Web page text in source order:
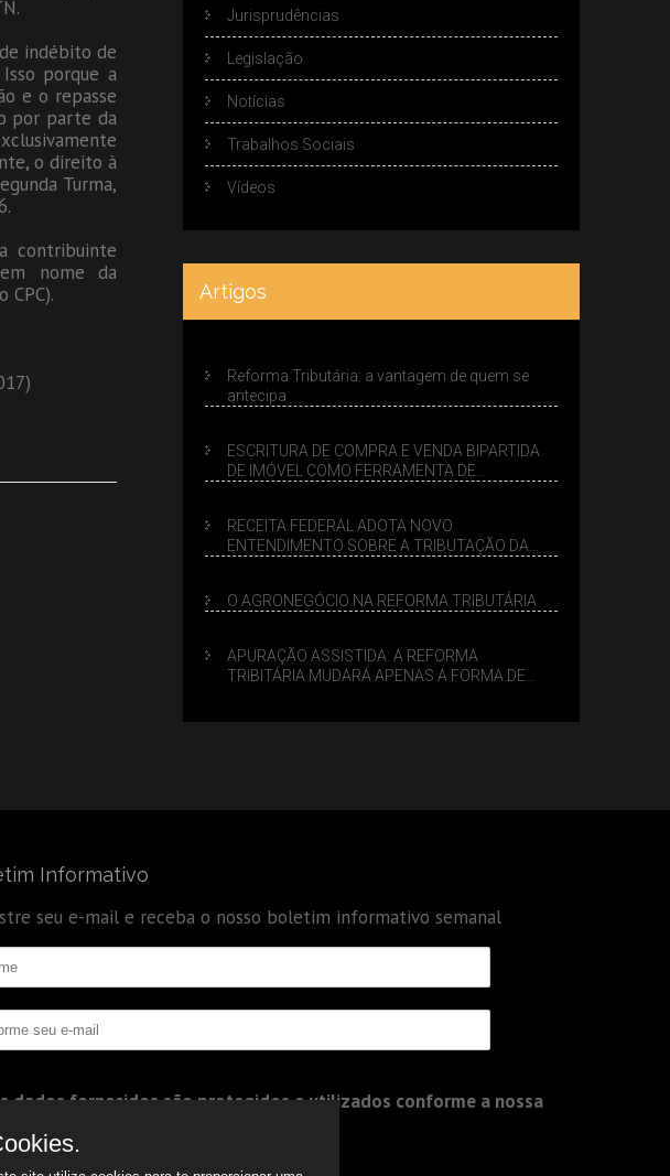
indébito de
porque a
e o repasse
por parte da
o direito à
Turma,
contribuinte
nome da
Jurisprudências
Legislação
Notícias
Trabalhos Sociais
Vídeos
Artigos
Reforma Tributária: a vantagem de quem se
antecipa
ESCRITURA DE COMPRA E VENDA BIPARTIDA
DE IMÓVEL COMO FERRAMENTA DE
RECEITA FEDERAL ADOTA NOVO
ENTENDIMENTO SOBRE A TRIBUTAÇÃO DA
O AGRONEGÓCIO NA REFORMA TRIBUTÁRIA
APURAÇÃO ASSISTIDA: A REFORMA
TRIBITÁRIA MUDARÁ APENAS A FORMA DE
Informativo
seu e-mail e receba o nosso boletim informativo semanal
dados fornecidos são protegidos e utilizados conforme a nossa